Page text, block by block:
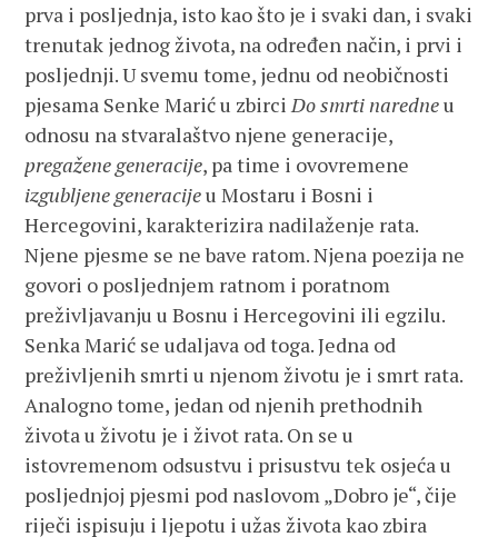
prva i posljednja, isto kao što je i svaki dan, i svaki
trenutak jednog života, na određen način, i prvi i
posljednji. U svemu tome, jednu od neobičnosti
pjesama Senke Marić u zbirciDo smrti naredneu
odnosu na stvaralaštvo njene generacije,
pregažene generacije, pa time i ovovremene
izgubljene generacijeu Mostaru i Bosni i
Hercegovini, karakterizira nadilaženje rata.
Njene pjesme se ne bave ratom. Njena poezija ne
govori o posljednjem ratnom i poratnom
preživljavanju u Bosnu i Hercegovini ili egzilu.
Senka Marić se udaljava od toga. Jedna od
preživljenih smrti u njenom životu je i smrt rata.
Analogno tome, jedan od njenih prethodnih
života u životu je i život rata. On se u
istovremenom odsustvu i prisustvu tek osjeća u
posljednjoj pjesmi pod naslovom „Dobro je“, čije
riječi ispisuju i ljepotu i užas života kao zbira